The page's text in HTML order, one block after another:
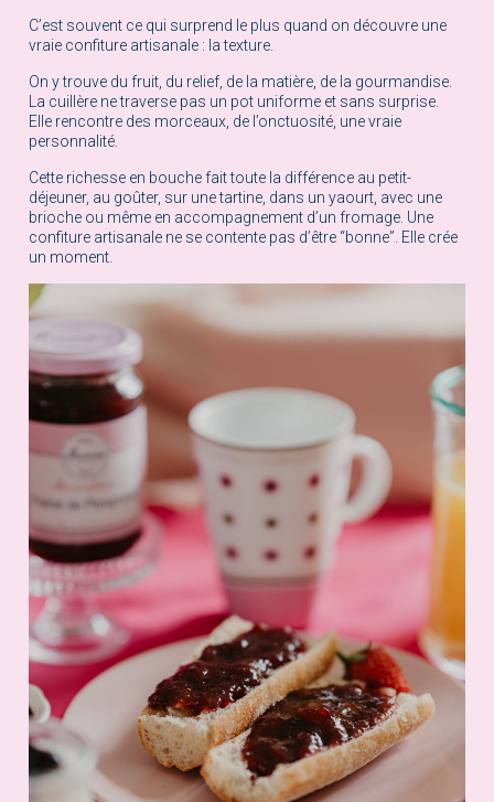
C’est souvent ce qui surprend le plus quand on découvre une
vraie confiture artisanale : la texture.
On y trouve du fruit, du relief, de la matière, de la gourmandise.
La cuillère ne traverse pas un pot uniforme et sans surprise.
Elle rencontre des morceaux, de l’onctuosité, une vraie
personnalité.
Cette richesse en bouche fait toute la différence au petit-
déjeuner, au goûter, sur une tartine, dans un yaourt, avec une
brioche ou même en accompagnement d’un fromage. Une
confiture artisanale ne se contente pas d’être “bonne”. Elle crée
un moment.